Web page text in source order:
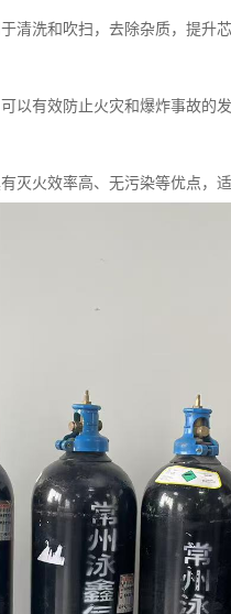
清洗和吹扫，去除杂质，提升
以有效防止火灾和爆炸事故的
灭火效率高、无污染等优点，